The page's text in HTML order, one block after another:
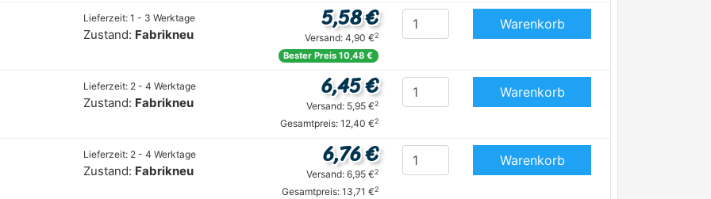
Lieferzeit: 1 - 3 Werktage
Zustand: Fabrikneu
5,58 €
Versand: 4,90 €2
Bester Preis 10,48 €
Warenkorb
Lieferzeit: 2 - 4 Werktage
Zustand: Fabrikneu
6,45 €
Versand: 5,95 €2
Gesamtpreis: 12,40 €2
Warenkorb
Lieferzeit: 2 - 4 Werktage
Zustand: Fabrikneu
6,76 €
Versand: 6,95 €2
Gesamtpreis: 13,71 €2
Warenkorb